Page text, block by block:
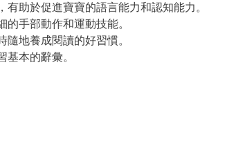
有助於促進寶寶的語言能力和認知能力。
的手部動作和運動技能。
隨地養成閱讀的好習慣。
基本的辭彙。